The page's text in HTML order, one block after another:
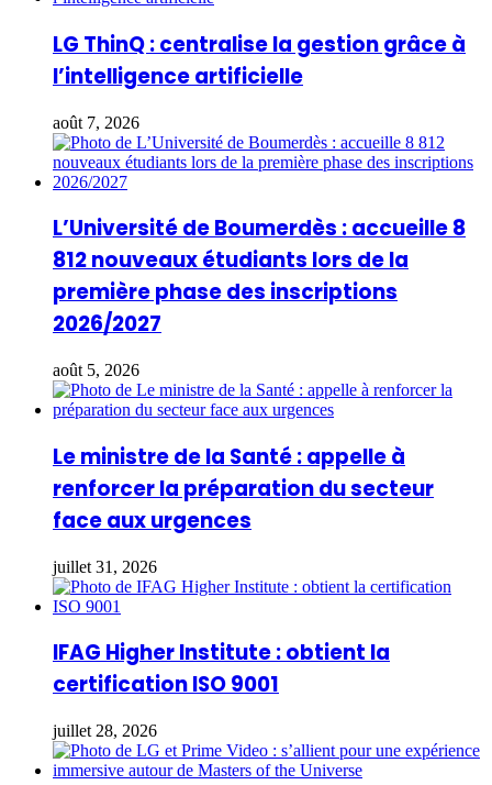
LG ThinQ : centralise la gestion grâce à
l’intelligence artificielle
août 7, 2026
L’Université de Boumerdès : accueille 8
812 nouveaux étudiants lors de la
première phase des inscriptions
2026/2027
août 5, 2026
Le ministre de la Santé : appelle à
renforcer la préparation du secteur
face aux urgences
juillet 31, 2026
IFAG Higher Institute : obtient la
certification ISO 9001
juillet 28, 2026